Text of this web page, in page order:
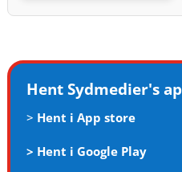
Hent Sydmedier's
> Hent i App store
> Hent i Google Play